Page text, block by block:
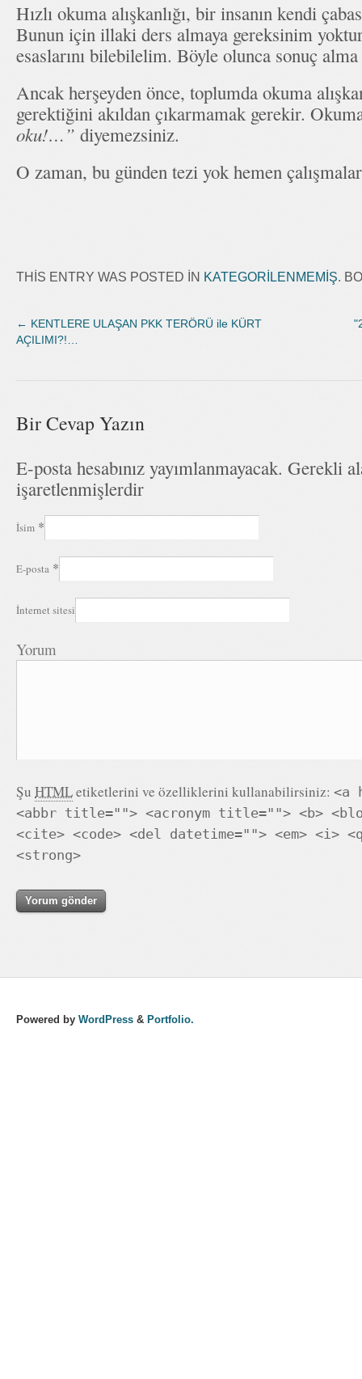
Hızlı okuma alışkanlığı, bir insanın kendi
Bunun için illaki ders almaya gereksinim
esaslarını bilebilelim. Böyle olunca sonuç
Ancak herşeyden önce, toplumda okuma
gerektiğini akıldan çıkarmamak gerekir.
oku!…” diyemezsiniz.
O zaman, bu günden tezi yok hemen
THIS ENTRY WAS POSTED IN KATEGORILENMEMIŞ.
← KENTLERE ULAŞAN PKK TERÖRÜ ile KÜRT
AÇILIMI?!…
Bir Cevap Yazın
E-posta hesabınız yayımlanmayacak. Gerekli
işaretlenmişlerdir
İsim *
E-posta *
İnternet sitesi
Yorum
Şu HTMLetiketlerini ve özelliklerini kullanabilirsiniz: <a
<abbr title=""> <acronym title=""> <b>
<cite> <code> <del datetime=""> <em> <i>
<strong>
Powered by WordPress & Portfolio.